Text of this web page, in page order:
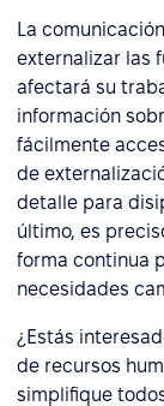
La
externalizar las
afectará su
información
fácilmente
de
detalle para
último, es
forma continua
necesidades
¿Estás
de recursos
simplifique